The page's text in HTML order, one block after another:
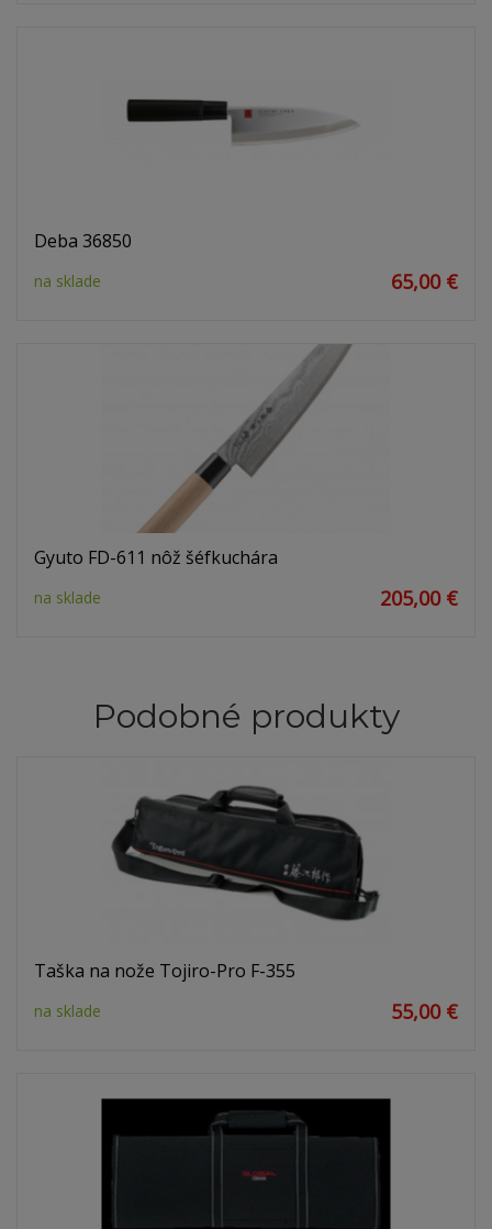
Deba 36850
na sklade 65,00 €
Gyuto FD-611 nôž šéfkuchára
na sklade 205,00 €
Podobné produkty
Taška na nože Tojiro-Pro F-355
na sklade 55,00 €